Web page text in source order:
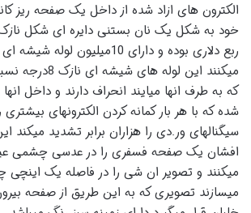
الکترون های ازاد شده از داخل یک صفحه ریز
خود به شکل یک نان بستنی دایره ای شکل
ربع دلاری بوده و دارای 10میلیون
میکنند این لوله
که به طرف انها میایند انحراف دارند و داخل
شده که با هر بار کمانه کردن الکترونهای بیشتری
سیگنالهای ور.دی را هزاران برابر تشدید میکند
افشان یک صفحه فسفری را در عدسی چشمی
میکنند و تصویر ان شی را در فاصله یک اینچی
میسازند تصویری که به این طریق از صفحه